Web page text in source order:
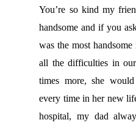
You’re so kind my
handsome and if you
was the most
all the difficulties in
times more, she
every time in her new
hospital, my dad